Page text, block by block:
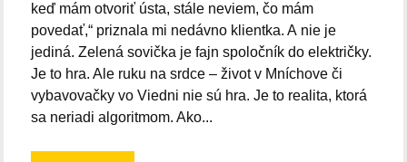
keď mám otvoriť ústa, stále neviem, čo mám
povedať,“ priznala mi nedávno klientka. A nie je
jediná. Zelená sovička je fajn spoločník do električky.
Je to hra. Ale ruku na srdce – život v Mníchove či
vybavovačky vo Viedni nie sú hra. Je to realita, ktorá
sa neriadi algoritmom. Ako...